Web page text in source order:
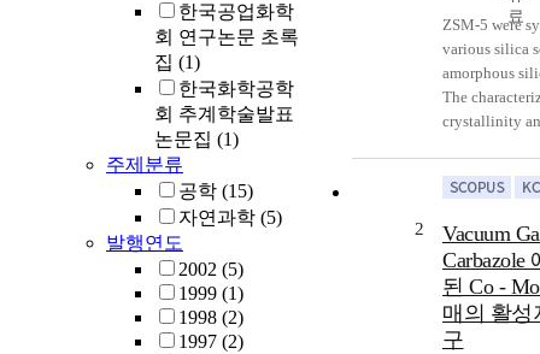
한국공업화학
회 연구논문 초록
집 (1)
한국화학공학
회 추계학술발표
논문집 (1)
주제분류
공학 (15)
자연과학 (5)
발행연도
2002 (5)
1999 (1)
1998 (2)
1997 (2)
ZSM-5 were
various silica
amorphous
The
crystallinity
Scanning
ZSM-5
silica source
difference. As
images, ZSM-
best.
2
Vacuum
Carbazole
된 Co -
매의 활성
구